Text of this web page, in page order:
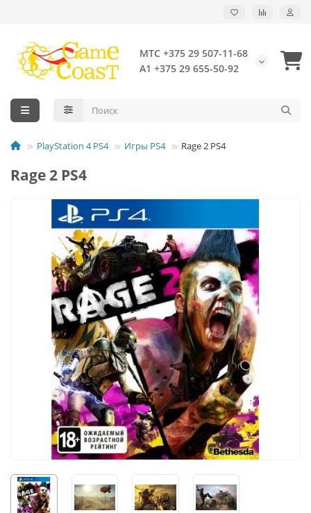
МТС +375 29 507-11-68
А1 +375 29 655-50-92
PlayStation 4 PS4 Игры PS4 Rage 2 PS4
Rage 2 PS4